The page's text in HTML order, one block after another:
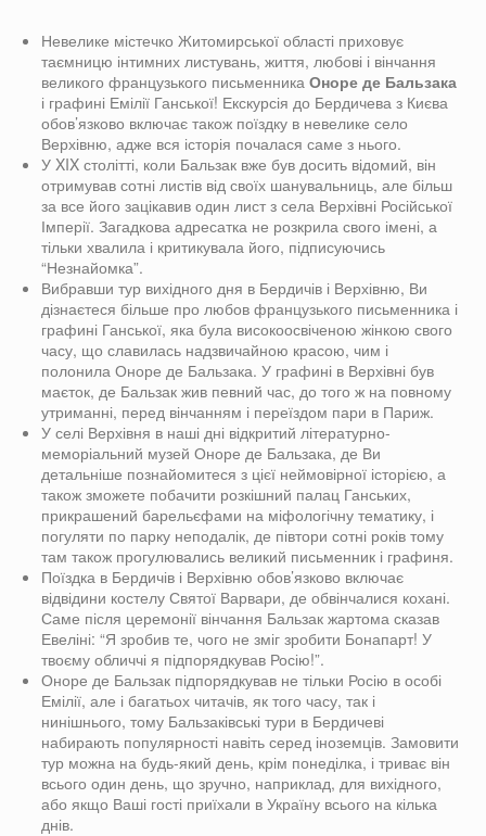
Невелике містечко Житомирської області приховує
таємницю інтимних листувань, життя, любові і вінчання
великого французького письменникаОноре де Бальзака
і графині Емілії Ганської! Екскурсія до Бердичева з Києва
обов’язково включає також поїздку в невелике село
Верхівню, адже вся історія почалася саме з нього.
У XIX столітті, коли Бальзак вже був досить відомий, він
отримував сотні листів від своїх шанувальниць, але більш
за все його зацікавив один лист з села Верхівні Російської
Імперії. Загадкова адресатка не розкрила свого імені, а
тільки хвалила і критикувала його, підписуючись
“Незнайомка”.
Вибравши тур вихідного дня в Бердичів і Верхівню, Ви
дізнаєтеся більше про любов французького письменника і
графині Ганської, яка була високоосвіченою жінкою свого
часу, що славилась надзвичайною красою, чим і
полонила Оноре де Бальзака. У графині в Верхівні був
маєток, де Бальзак жив певний час, до того ж на повному
утриманні, перед вінчанням і переїздом пари в Париж.
У селі Верхівня в наші дні відкритий літературно-
меморіальний музей Оноре де Бальзака, де Ви
детальніше познайомитеся з цієї неймовірної історією, а
також зможете побачити розкішний палац Ганських,
прикрашений барельєфами на міфологічну тематику, і
погуляти по парку неподалік, де півтори сотні років тому
там також прогулювались великий письменник і графиня.
Поїздка в Бердичів і Верхівню обов’язково включає
відвідини костелу Святої Варвари, де обвінчалися кохані.
Саме після церемонії вінчання Бальзак жартома сказав
Евеліні: “Я зробив те, чого не зміг зробити Бонапарт! У
твоєму обличчі я підпорядкував Росію!”.
Оноре де Бальзак підпорядкував не тільки Росію в особі
Емілії, але і багатьох читачів, як того часу, так і
нинішнього, тому Бальзаківські тури в Бердичеві
набирають популярності навіть серед іноземців. Замовити
тур можна на будь-який день, крім понеділка, і триває він
всього один день, що зручно, наприклад, для вихідного,
або якщо Ваші гості приїхали в Україну всього на кілька
днів.